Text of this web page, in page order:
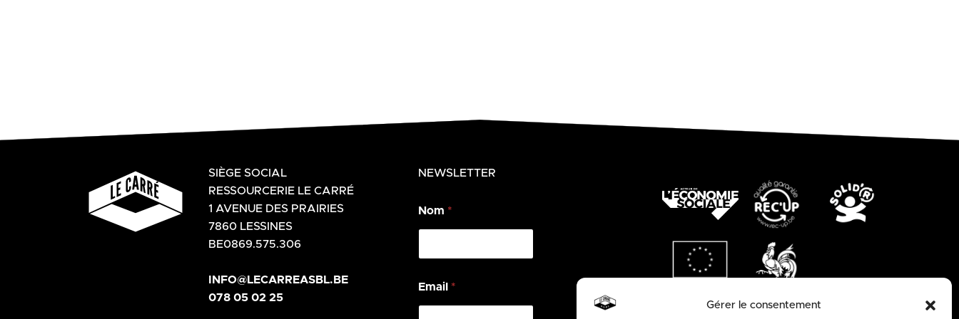
Gérer le consentement
SIÈGE SOCIAL
RESSOURCERIE LE CARRÉ
1 AVENUE DES PRAIRIES
7860 LESSINES
BE0869.575.306
INFO@LECARREASBL.BE
078 05 02 25
NEWSLETTER
o
m
E
m
a
Nom *
Email *